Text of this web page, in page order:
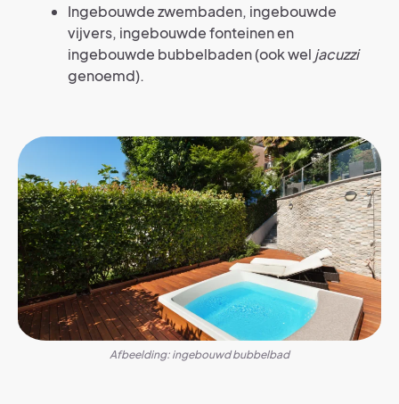
Ingebouwde zwembaden, ingebouwde
vijvers, ingebouwde fonteinen en
ingebouwde bubbelbaden (ook wel jacuzzi
genoemd).
Afbeelding: ingebouwd bubbelbad